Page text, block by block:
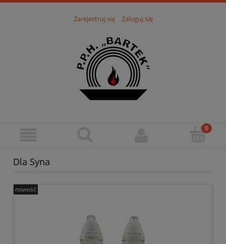
Zarejestruj się Zaloguj się
Dla Syna
nowość